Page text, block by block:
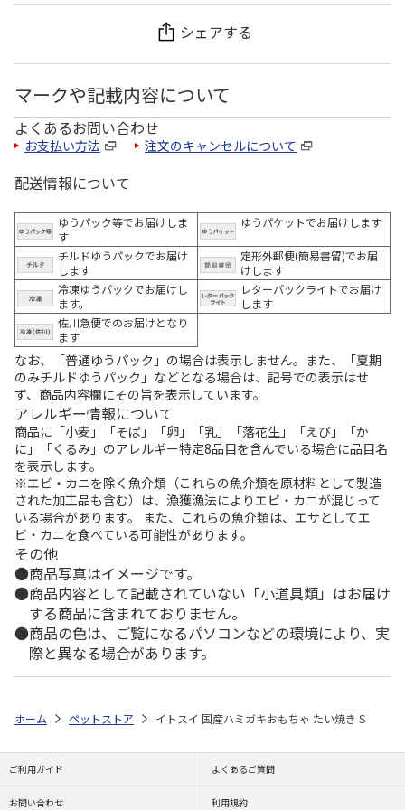
シェアする
マークや記載内容について
よくあるお問い合わせ
お支払い方法 注文のキャンセルについて
配送情報について
ゆうパック等でお届けしま
す
ゆうパケットでお届けします
チルドゆうパックでお届け
します
定形外郵便(簡易書留)でお届
けします
冷凍ゆうパックでお届けし
ます。
レターパックライトでお届け
します
佐川急便でのお届けとなり
ます
なお、「普通ゆうパック」の場合は表示しません。また、「夏期
のみチルドゆうパック」などとなる場合は、記号での表示はせ
ず、商品内容欄にその旨を表示しています。
アレルギー情報について
商品に「小麦」「そば」「卵」「乳」「落花生」「えび」「か
に」「くるみ」のアレルギー特定8品目を含んでいる場合に品目名
を表示します。
※エビ・カニを除く魚介類（これらの魚介類を原材料として製造
された加工品も含む）は、漁獲漁法によりエビ・カニが混じって
いる場合があります。 また、これらの魚介類は、エサとしてエ
ビ・カニを食べている可能性があります。
その他
商品写真はイメージです。
商品内容として記載されていない「小道具類」はお届け
する商品に含まれておりません。
商品の色は、ご覧になるパソコンなどの環境により、実
際と異なる場合があります。
ホーム ペットストア イトスイ 国産ハミガキおもちゃ たい焼き S
ご利用ガイド よくあるご質問
お問い合わせ 利用規約